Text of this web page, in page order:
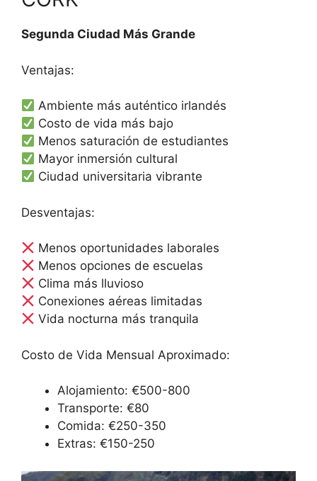
Segunda Ciudad Más Grande
Ventajas:
Ambiente más auténtico irlandés
Costo de vida más bajo
Menos saturación de estudiantes
Mayor inmersión cultural
Ciudad universitaria vibrante
Desventajas:
Menos oportunidades laborales
Menos opciones de escuelas
Clima más lluvioso
Conexiones aéreas limitadas
Vida nocturna más tranquila
Costo de Vida Mensual Aproximado:
Alojamiento: €500-800
Transporte: €80
Comida: €250-350
Extras: €150-250